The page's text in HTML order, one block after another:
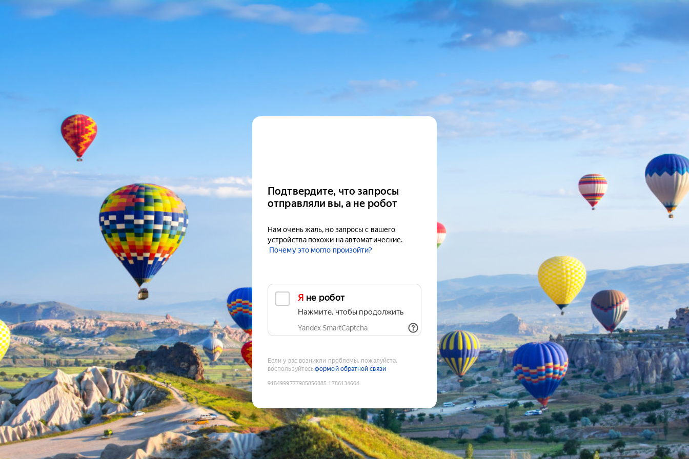
Подтвердите, что запросы
отправляли вы, а не робот
Нам очень жаль, но запросы с вашего
устройства похожи на автоматические.
Почему это могло произойти?
Я не робот
Нажмите, чтобы продолжить
Yandex SmartCaptcha
Если у вас возникли проблемы, пожалуйста,
воспользуйтесьформой обратной связи
9184999777905856885:1786134604